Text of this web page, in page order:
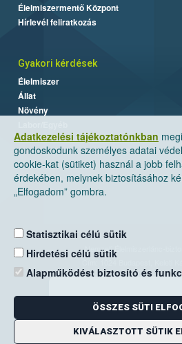
Adatkezelési tájékoztatónkban
gondoskodunk személyes adatai
cookie-kat (sütiket) használ a jobb
érdekében, melynek biztosításához
„Elfogadom” gombra.
Statisztikai célú sütik
Hirdetési célú sütik
Alapműködést biztosító és
ÖSSZES SÜTI
KIVÁLASZTOTT SÜTIK
Élelmiszermentő Központ
Hírlevél feliratkozás
Gyakori kérdések
Élelmiszer
Állat
Növény
Nemzeti Élelmiszerlánc-
Levelezési cím: 1525
E-mail:
Zöld szám: 06-80/
Telefon: 06-1/ 336-